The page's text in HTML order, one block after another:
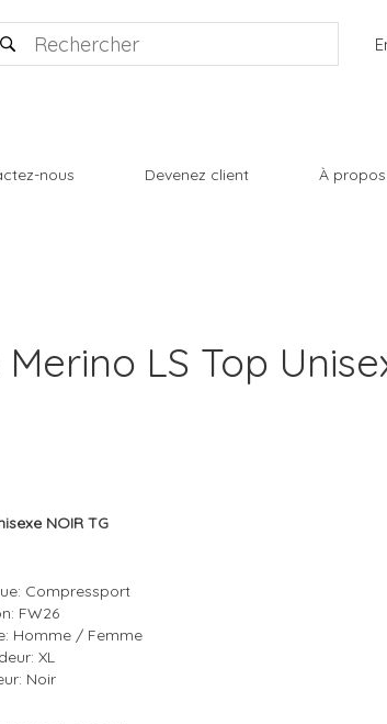
nous Devenez client À propos
LS Top
NOIR TG
Compressport
FW26
Homme / Femme
XL
Noir